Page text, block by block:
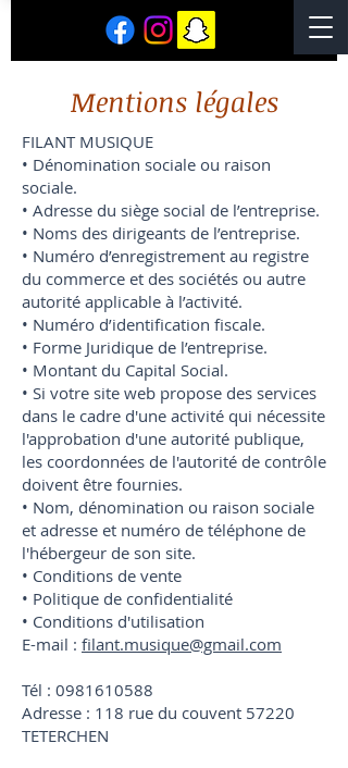
Mentions légales
FILANT MUSIQUE
• Dénomination sociale ou raison
sociale.
• Adresse du siège social de l’entreprise.
• Noms des dirigeants de l’entreprise.
• Numéro d’enregistrement au registre
du commerce et des sociétés ou autre
autorité applicable à l’activité.
• Numéro d’identification fiscale.
• Forme Juridique de l’entreprise.
• Montant du Capital Social.
• Si votre site web propose des services
dans le cadre d'une activité qui nécessite
l'approbation d'une autorité publique,
les coordonnées de l'autorité de contrôle
doivent être fournies.
• Nom, dénomination ou raison sociale
et adresse et numéro de téléphone de
l'hébergeur de son site.
• Conditions de vente
• Politique de confidentialité
• Conditions d'utilisation
E-mail : filant.musique@gmail.com
Tél : 0981610588
Adresse : 118 rue du couvent 57220
TETERCHEN